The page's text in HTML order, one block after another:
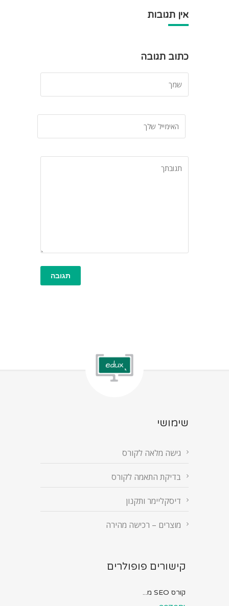
אין תגובות
כתוב תגובה
שימושי
גישה מלאה לקורס
בדיקת התאמה לקורס
דיסקליימר ותקנון
מוצרים – רכישה מהירה
קישורים פופולרים
קורס SEO מ...